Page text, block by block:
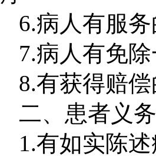
6.病人有服
7.病人有免
8.有获得赔
二、患者义务
1.有如实陈